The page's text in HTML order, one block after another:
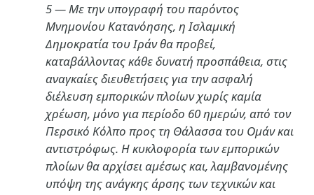
5 — Με την υπογραφή του παρόντος
Μνημονίου Κατανόησης, η Ισλαμική
Δημοκρατία του Ιράν θα προβεί,
καταβάλλοντας κάθε δυνατή προσπάθεια, στις
αναγκαίες διευθετήσεις για την ασφαλή
διέλευση εμπορικών πλοίων χωρίς καμία
χρέωση, μόνο για περίοδο 60 ημερών, από τον
Περσικό Κόλπο προς τη Θάλασσα του Ομάν και
αντιστρόφως. Η κυκλοφορία των εμπορικών
πλοίων θα αρχίσει αμέσως και, λαμβανομένης
υπόψη της ανάγκης άρσης των τεχνικών και